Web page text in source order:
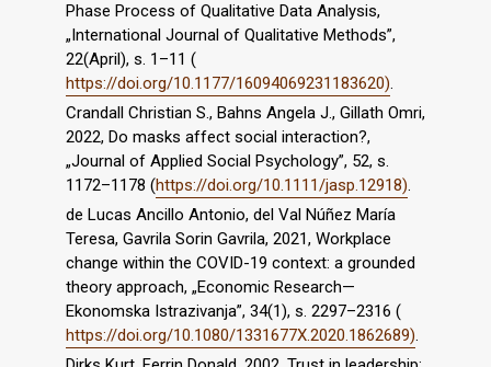
Phase Process of Qualitative Data Analysis,
„International Journal of Qualitative Methods”,
22(April), s. 1–11 (
https://doi.org/10.1177/16094069231183620).
Crandall Christian S., Bahns Angela J., Gillath Omri,
2022, Do masks affect social interaction?,
„Journal of Applied Social Psychology”, 52, s.
1172–1178 (https://doi.org/10.1111/jasp.12918).
de Lucas Ancillo Antonio, del Val Núñez María
Teresa, Gavrila Sorin Gavrila, 2021, Workplace
change within the COVID-19 context: a grounded
theory approach, „Economic Research—
Ekonomska Istrazivanja”, 34(1), s. 2297–2316 (
https://doi.org/10.1080/1331677X.2020.1862689).